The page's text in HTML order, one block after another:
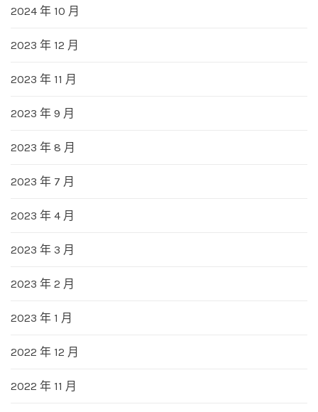
2024 年 10 月
2023 年 12 月
2023 年 11 月
2023 年 9 月
2023 年 8 月
2023 年 7 月
2023 年 4 月
2023 年 3 月
2023 年 2 月
2023 年 1 月
2022 年 12 月
2022 年 11 月